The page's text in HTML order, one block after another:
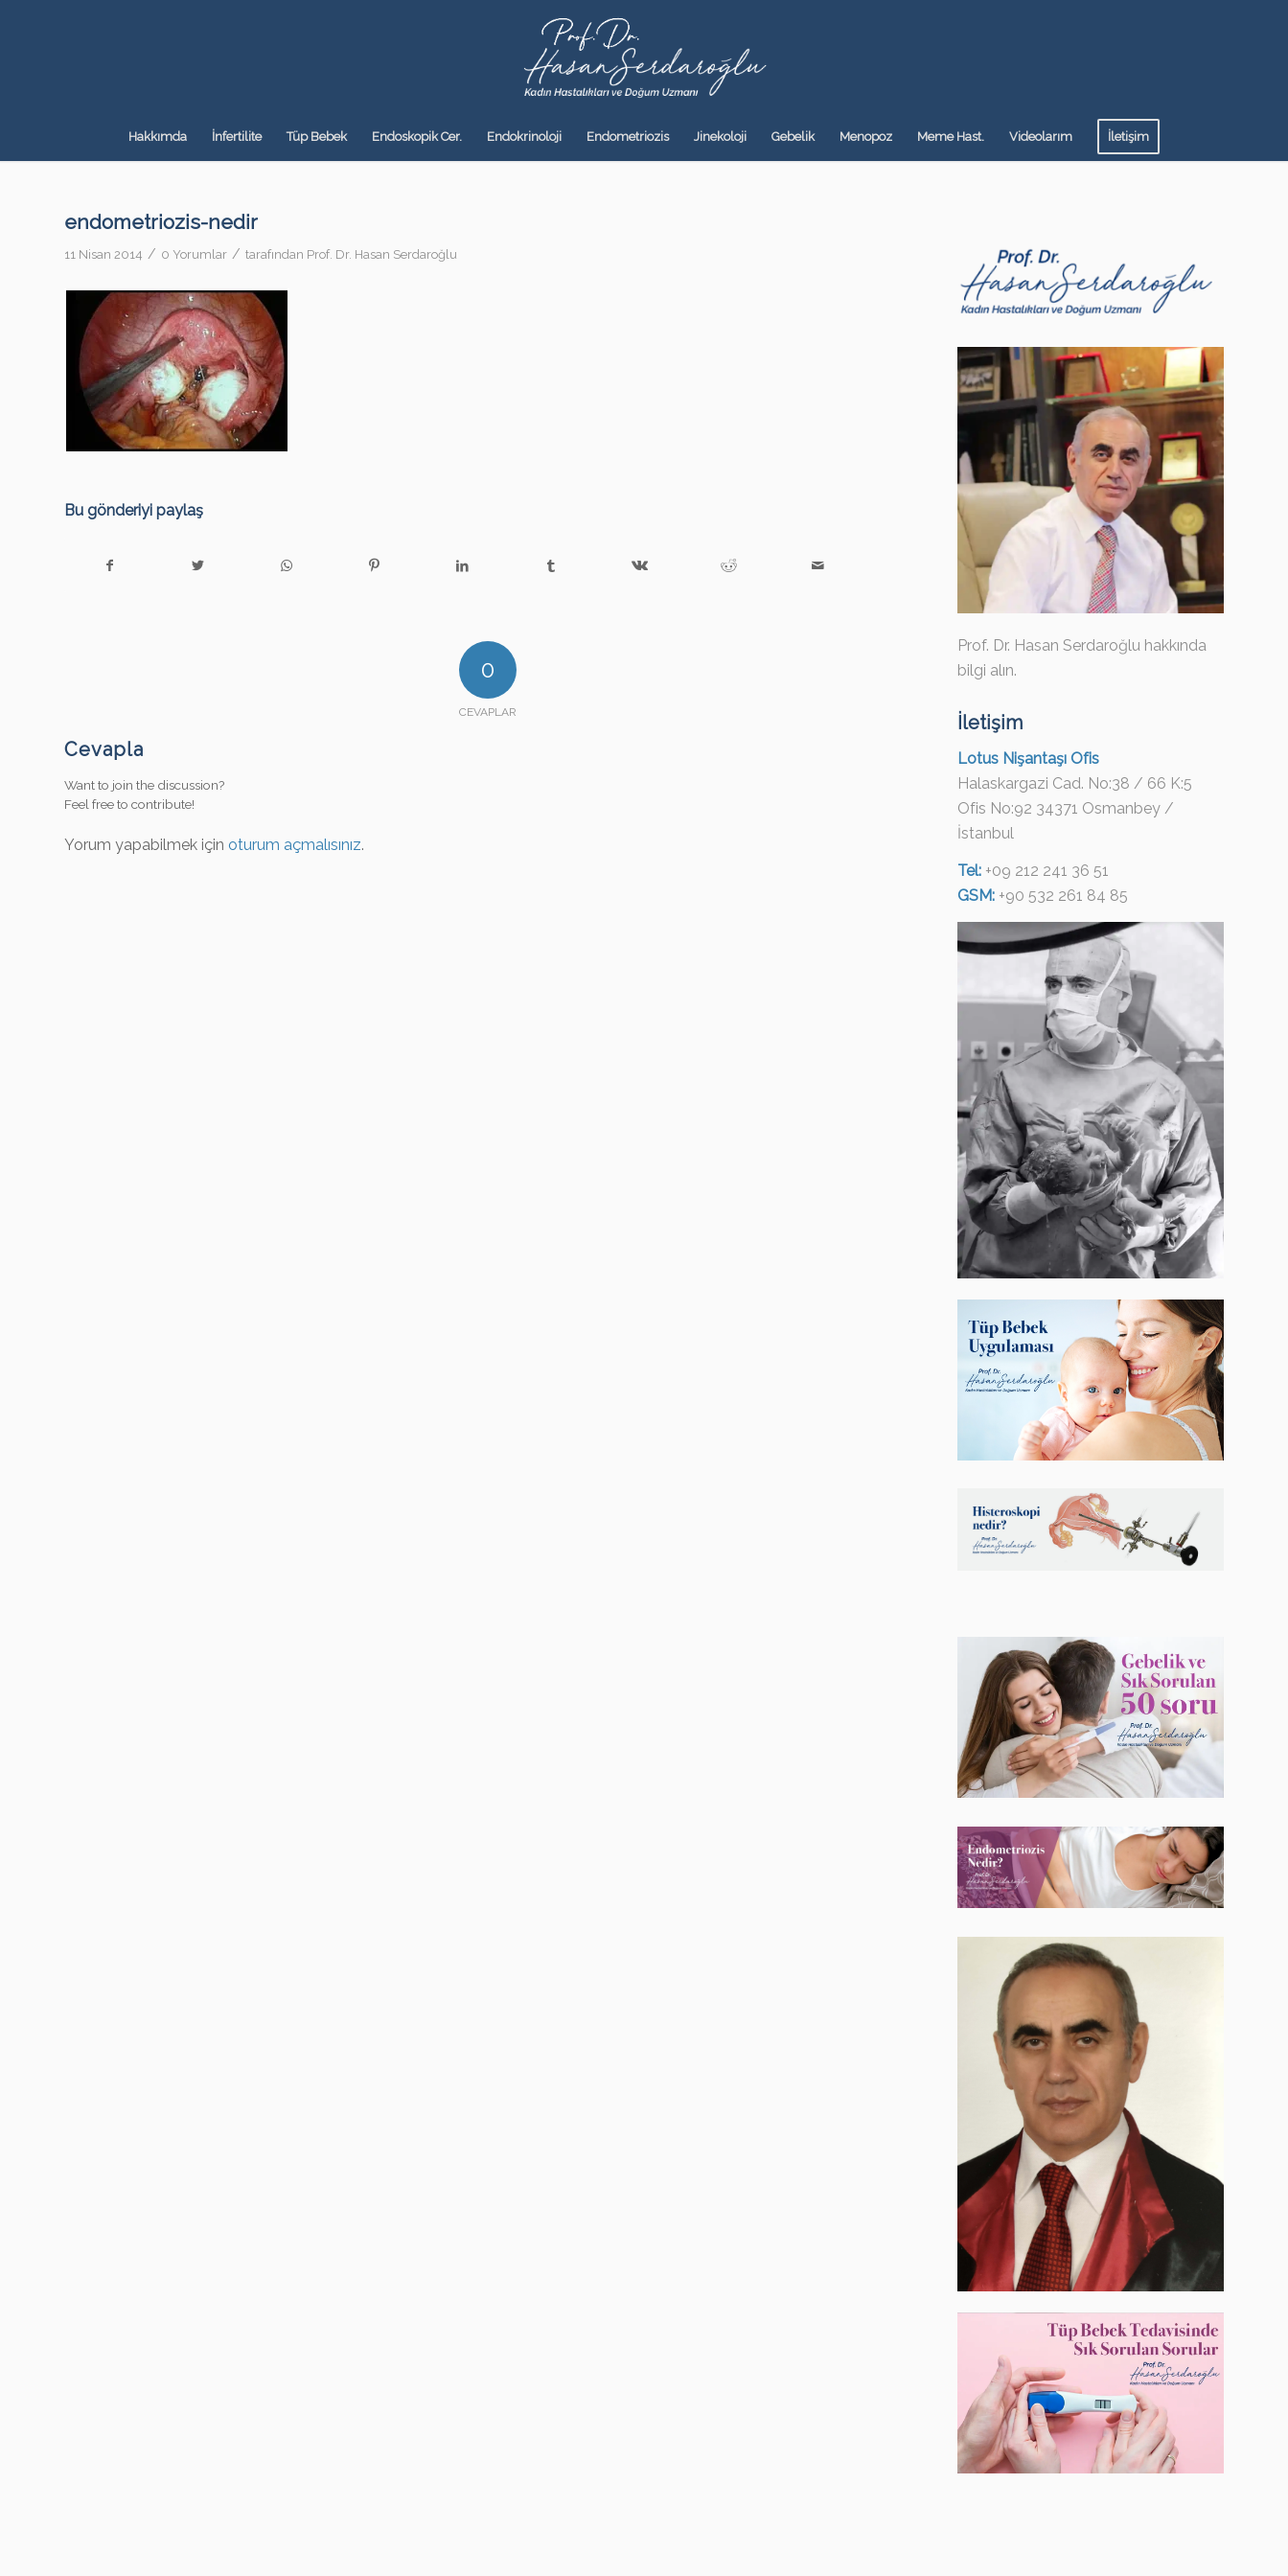
Hakkımda İnfertilite Tüp Bebek Endoskopik Cer. Endokrinoloji Endometriozis Jinekoloji Gebelik Menopoz Meme Hast. Videolarım İletişim
endometriozis-nedir
11 Nisan 2014 / 0 Yorumlar / tarafından Prof. Dr. Hasan Serdaroğlu
Bu gönderiyi paylaş
0
CEVAPLAR
Cevapla
Want to join the discussion?
Feel free to contribute!
Yorum yapabilmek için oturum açmalısınız.
Prof. Dr. Hasan Serdaroğlu hakkında
bilgi alın.
İletişim
Lotus Nişantaşı Ofis
Halaskargazi Cad. No:38 / 66 K:5
Ofis No:92 34371 Osmanbey /
İstanbul
Tel: +09 212 241 36 51
GSM: +90 532 261 84 85